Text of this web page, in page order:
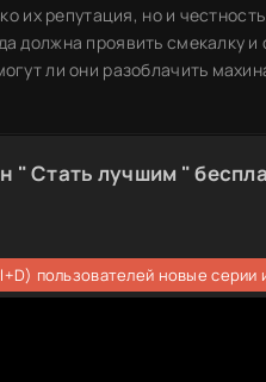
их репутация, но и
должна проявить смекалку и
ли они разоблачить
" Стать лучшим "
пользователей новые серии